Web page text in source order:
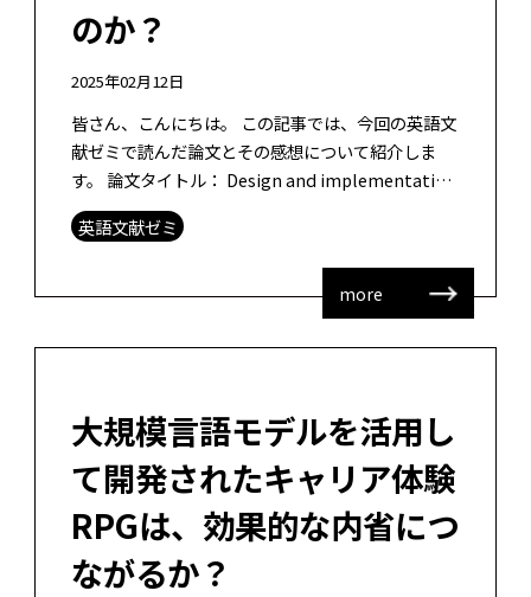
のか？
2025年02月12日
皆さん、こんにちは。 この記事では、今回の英語文
献ゼミで読んだ論文とその感想について紹介しま
す。 論文タイトル： Design and implementation
of an AI-enabled visual rep […]
英語文献ゼミ
more
大規模言語モデルを活用し
て開発されたキャリア体験
RPGは、効果的な内省につ
ながるか？